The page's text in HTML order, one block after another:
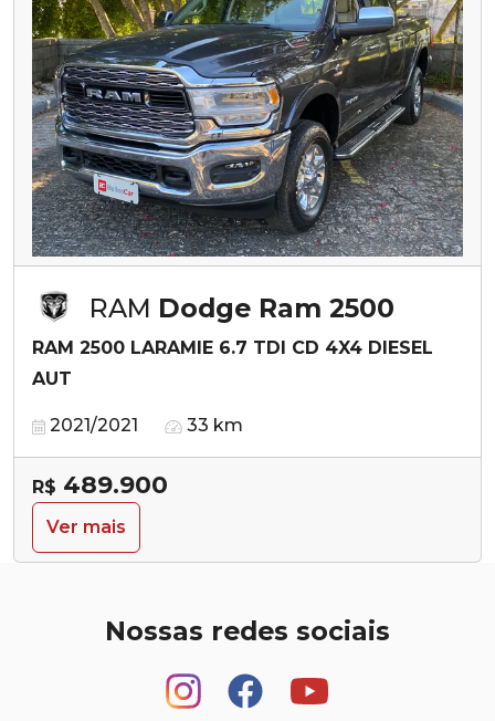
RAM Dodge Ram 2500
RAM 2500 LARAMIE 6.7 TDI CD 4X4 DIESEL
AUT
2021/2021 33 km
R$ 489.900
Ver mais
Nossas redes sociais